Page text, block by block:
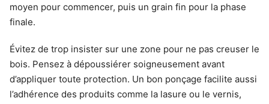
moyen pour commencer, puis un grain fin pour la phase
finale.
Évitez de trop insister sur une zone pour ne pas creuser le
bois. Pensez à dépoussiérer soigneusement avant
d’appliquer toute protection. Un bon ponçage facilite aussi
l’adhérence des produits comme la lasure ou le vernis,